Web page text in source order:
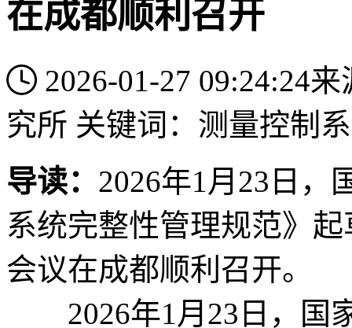
在成都顺利召开
2026-01-27 09:24:24来
究所 关键词： 测量控制
导读： 2026年1月23日，
系统完整性管理规范》
会议在成都顺利召开。
2026年1月23日，国